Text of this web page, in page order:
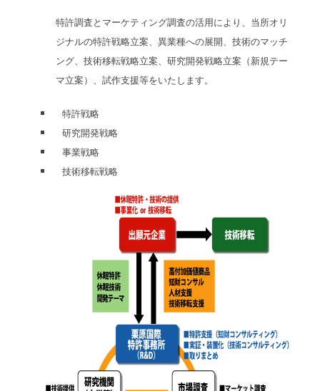
特許調査とマーケティング調査の活用により、当所オリ
ジナルの特許戦略立案、 異業種への展開、技術のマッチ
ング、技術移転戦略立案、研究開発戦略立案（新規テー
マ立案）、 試作支援等をいたします。
特許戦略
研究開発戦略
事業戦略
技術移転戦略